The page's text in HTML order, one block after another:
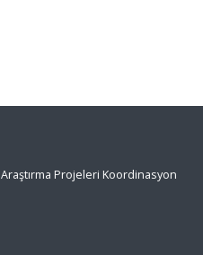
Projeleri Koordinasyon